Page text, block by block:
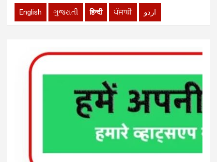
English ગુજરાતી हिन्दी ਪੰਜਾਬੀ اردو